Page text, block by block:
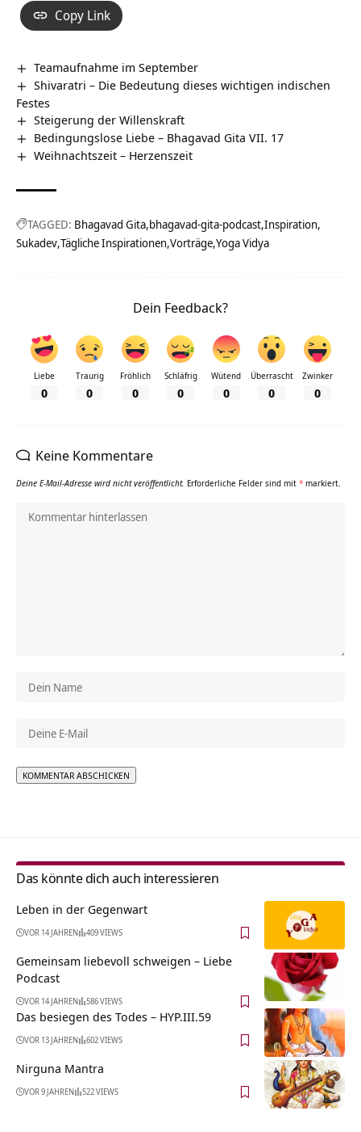
Copy Link
Teamaufnahme im September
Shivaratri – Die Bedeutung dieses wichtigen indischen
Festes
Steigerung der Willenskraft
Bedingungslose Liebe – Bhagavad Gita VII. 17
Weihnachtszeit – Herzenszeit
TAGGED: Bhagavad Gita bhagavad-gita-podcast Inspiration
Sukadev Tägliche Inspirationen Vorträge Yoga Vidya
Dein Feedback?
Liebe
0
Traurig
0
Fröhlich
0
Schläfrig
0
Wütend
0
Überrascht
0
Zwinker
0
Keine Kommentare
Deine E-Mail-Adresse wird nicht veröffentlicht. Erforderliche Felder sind mit * markiert.
Das könnte dich auch interessieren
Leben in der Gegenwart
VOR 14 JAHREN 409 VIEWS
Gemeinsam liebevoll schweigen – Liebe
Podcast
VOR 14 JAHREN 586 VIEWS
Das besiegen des Todes – HYP.III.59
VOR 13 JAHREN 602 VIEWS
Nirguna Mantra
VOR 9 JAHREN 522 VIEWS